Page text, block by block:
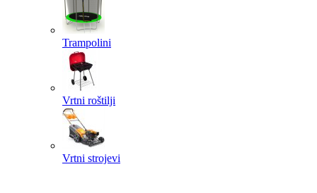
Trampolini
Vrtni roštilji
Vrtni strojevi